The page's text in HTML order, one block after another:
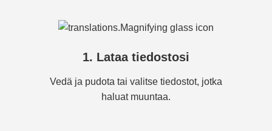
1. Lataa tiedostosi
Vedä ja pudota tai valitse tiedostot, jotka
haluat muuntaa.